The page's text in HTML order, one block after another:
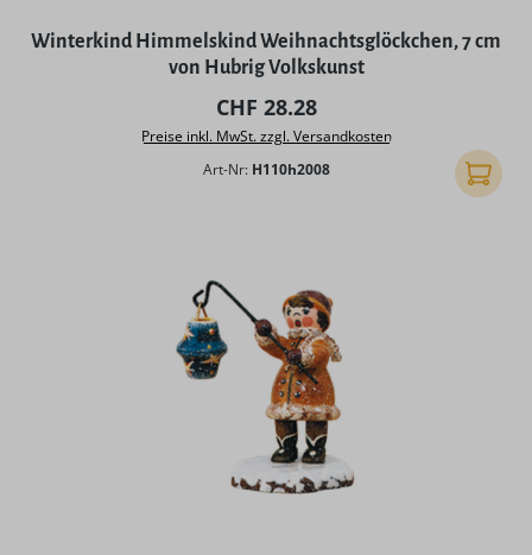
Winterkind Himmelskind Weihnachtsglöckchen, 7 cm
von Hubrig Volkskunst
Regulärer Preis:
CHF 28.28
Preise inkl. MwSt. zzgl. Versandkosten
Art-Nr: H110h2008 In den